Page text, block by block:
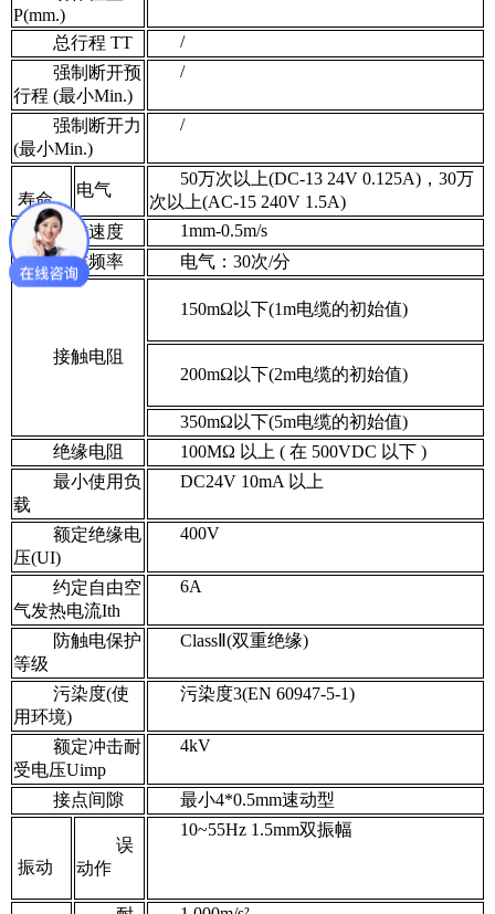
P(mm.)
总行程 TT
/
强制断开预
行程 (最小Min.)
/
强制断开力
(最小Min.)
/
寿命
电气
50万次以上(DC-13 24V 0.125A)，30万
次以上(AC-15 240V 1.5A)
操作速度
1mm-0.5m/s
动作频率
电气：30次/分
接触电阻
150mΩ以下(1m电缆的初始值)
200mΩ以下(2m电缆的初始值)
350mΩ以下(5m电缆的初始值)
绝缘电阻
100MΩ 以上 ( 在 500VDC 以下 )
最小使用负
载
DC24V 10mA 以上
额定绝缘电
压(UI)
400V
约定自由空
气发热电流Ith
6A
防触电保护
等级
ClassⅡ(双重绝缘)
污染度(使
用环境)
污染度3(EN 60947-5-1)
额定冲击耐
受电压Uimp
4kV
接点间隙 最小4*0.5mm速动型
振动
误
动作
10~55Hz 1.5mm双振幅